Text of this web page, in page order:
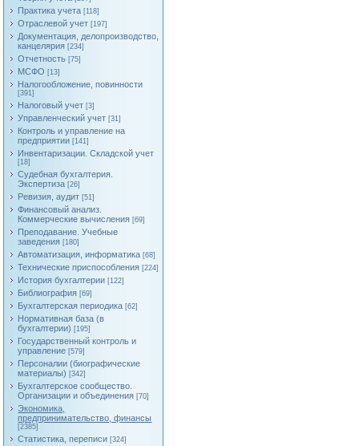
Практика учета [118]
Отраслевой учет [197]
Документация, делопроизводство,
канцелярия [234]
Отчетность [75]
МСФО [13]
Налогообложение, повинности
[391]
Налоговый учет [3]
Управленческий учет [31]
Контроль и управление на
предприятии [141]
Инвентаризации. Складской учет
[18]
Судебная бухгалтерия.
Экспертиза [26]
Ревизия, аудит [51]
Финансовый анализ.
Коммерческие вычисления [69]
Преподавание. Учебные
заведения [180]
Автоматизация, информатика [68]
Технические приспособления [224]
История бухгалтерии [122]
Библиография [69]
Бухгалтерская периодика [62]
Нормативная база (в
бухгалтерии) [195]
Государственный контроль и
управление [579]
Персоналии (биографические
материалы) [342]
Бухгалтерское сообщество.
Организации и объединения [70]
Экономика,
предпринимательство, финансы
[2385]
Статистика, переписи [324]